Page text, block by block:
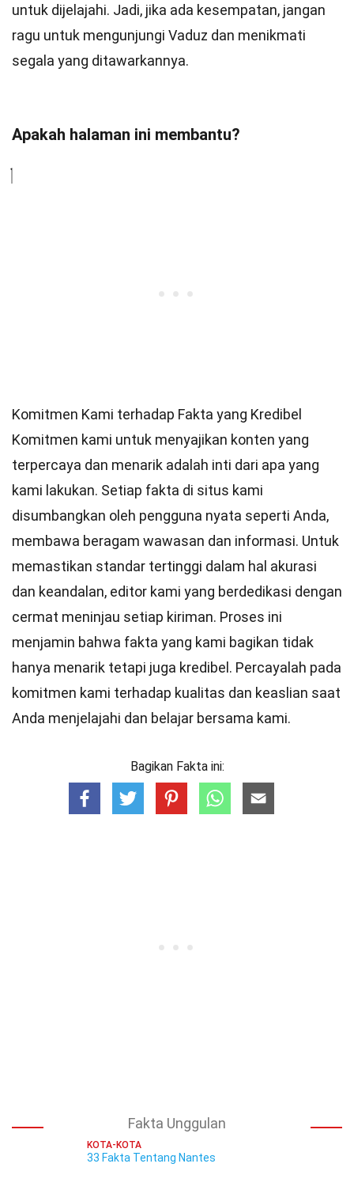
untuk dijelajahi. Jadi, jika ada kesempatan, jangan
ragu untuk mengunjungi Vaduz dan menikmati
segala yang ditawarkannya.
Apakah halaman ini membantu?
Komitmen Kami terhadap Fakta yang Kredibel
Komitmen kami untuk menyajikan konten yang
terpercaya dan menarik adalah inti dari apa yang
kami lakukan. Setiap fakta di situs kami
disumbangkan oleh pengguna nyata seperti Anda,
membawa beragam wawasan dan informasi. Untuk
memastikan standar tertinggi dalam hal akurasi
dan keandalan, editor kami yang berdedikasi dengan
cermat meninjau setiap kiriman. Proses ini
menjamin bahwa fakta yang kami bagikan tidak
hanya menarik tetapi juga kredibel. Percayalah pada
komitmen kami terhadap kualitas dan keaslian saat
Anda menjelajahi dan belajar bersama kami.
Bagikan Fakta ini:
Fakta Unggulan
KOTA-KOTA
33 Fakta Tentang Nantes